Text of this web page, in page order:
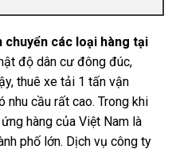
chuyển các loại hàng tại
độ dân cư đông đúc,
thuê xe tải 1 tấn vận
nhu cầu rất cao. Trong khi
hàng của Việt Nam là
phố lớn. Dịch vụ công ty